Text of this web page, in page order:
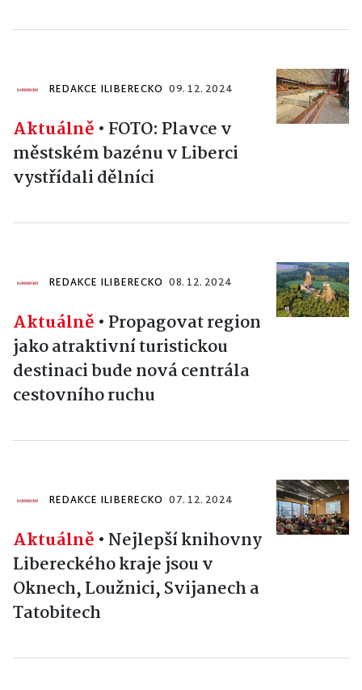
REDAKCE ILIBERECKO 09. 12. 2024
Aktuálně • FOTO: Plavce v
městském bazénu v Liberci
vystřídali dělníci
REDAKCE ILIBERECKO 08. 12. 2024
Aktuálně • Propagovat region
jako atraktivní turistickou
destinaci bude nová centrála
cestovního ruchu
REDAKCE ILIBERECKO 07. 12. 2024
Aktuálně • Nejlepší knihovny
Libereckého kraje jsou v
Oknech, Loužnici, Svijanech a
Tatobitech